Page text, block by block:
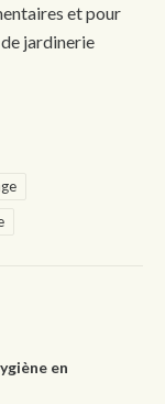
et pour
jardinerie
en